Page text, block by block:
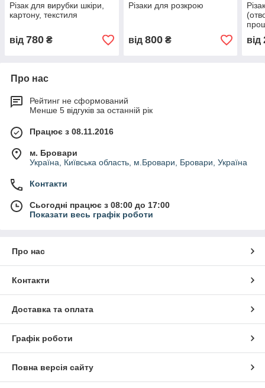
Різак для вирубки шкіри,
картону, текстиля
від 780 ₴
Різаки для розкрою
від 800₴ від
Про нас
Рейтинг не сформований
Менше 5 відгуків за останній рік
Працює з 08.11.2016
м. Бровари
Україна, Київська область, м.Бровари, Бровари, Україна
Контакти
Сьогодні працює з 08:00 до 17:00
Показати весь графік роботи
Про нас
Контакти
Доставка та оплата
Графік роботи
Повна версія сайту